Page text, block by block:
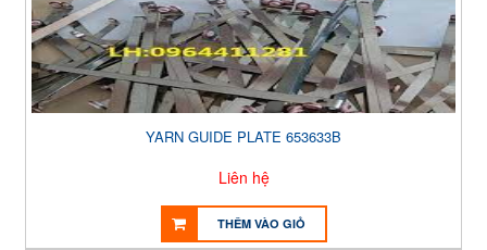
YARN GUIDE PLATE 653633B
Liên hệ
THÊM VÀO GIỎ